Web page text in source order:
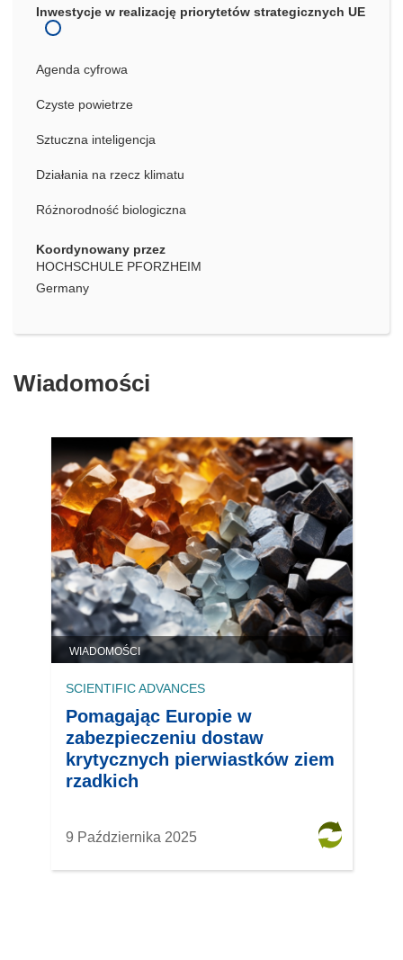
Inwestycje w realizację priorytetów strategicznych UE
Agenda cyfrowa
Czyste powietrze
Sztuczna inteligencja
Działania na rzecz klimatu
Różnorodność biologiczna
Koordynowany przez
HOCHSCHULE PFORZHEIM
Germany
Wiadomości
WIADOMOŚCI
SCIENTIFIC ADVANCES
Pomagając Europie w
zabezpieczeniu dostaw
krytycznych pierwiastków ziem
rzadkich
9 Października 2025